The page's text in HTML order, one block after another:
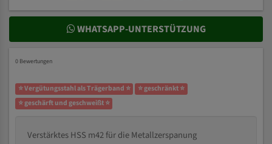
WHATSAPP-UNTERSTÜTZUNG
0 Bewertungen
⭐ Vergütungsstahl als Trägerband ⭐
⭐ geschränkt ⭐
⭐ geschärft und geschweißt ⭐
Verstärktes HSS m42 für die Metallzerspanung